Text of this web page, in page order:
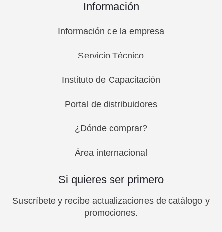
Información
Información de la empresa
Servicio Técnico
Instituto de Capacitación
Portal de distribuidores
¿Dónde comprar?
Área internacional
Si quieres ser primero
Suscríbete y recibe actualizaciones de catálogo y
promociones.